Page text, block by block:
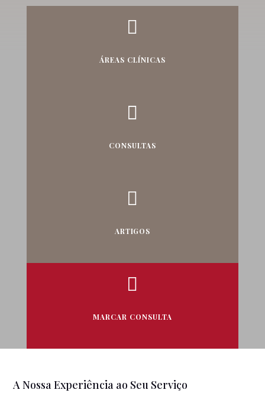

ÁREAS CLÍNICAS

CONSULTAS

ARTIGOS

MARCAR CONSULTA
A Nossa Experiência ao Seu Serviço